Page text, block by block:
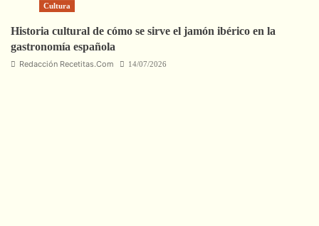
Cultura
Historia cultural de cómo se sirve el jamón ibérico en la
gastronomía española
Redacción Recetitas.Com 14/07/2026